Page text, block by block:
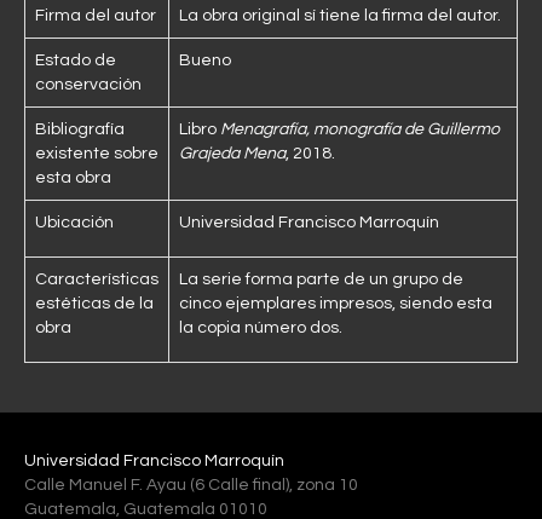
Firma del autor La obra original sí tiene la firma del autor.
Estado de
conservación
Bueno
Bibliografía
existente sobre
esta obra
Libro Menagrafía, monografía de Guillermo
Grajeda Mena, 2018.
Ubicación Universidad Francisco Marroquín
Características
estéticas de la
obra
La serie forma parte de un grupo de
cinco ejemplares impresos, siendo esta
la copia número dos.
Universidad Francisco Marroquín
Calle Manuel F. Ayau (6 Calle final), zona 10
Guatemala, Guatemala 01010